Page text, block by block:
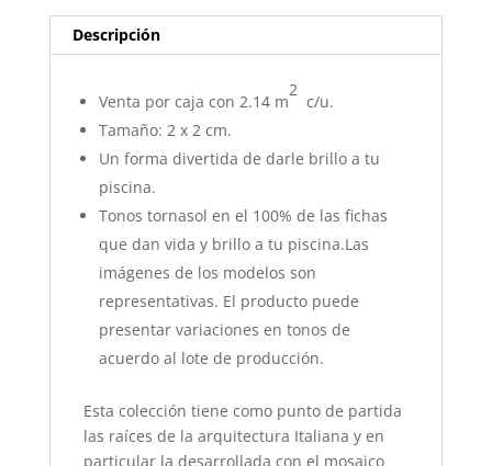
Descripción
Venta por caja con 2.14 m
2
c/u.
Tamaño: 2 x 2 cm.
Un forma divertida de darle brillo a tu
piscina.
Tonos tornasol en el 100% de las fichas
que dan vida y brillo a tu piscina.Las
imágenes de los modelos son
representativas. El producto puede
presentar variaciones en tonos de
acuerdo al lote de producción.
Esta colección tiene como punto de partida
las raíces de la arquitectura Italiana y en
particular la desarrollada con el mosaico